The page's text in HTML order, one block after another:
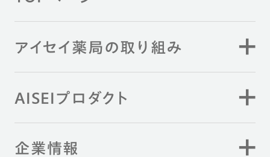
アイセイ薬局の取り組み
AISEIプロダクト
企業情報